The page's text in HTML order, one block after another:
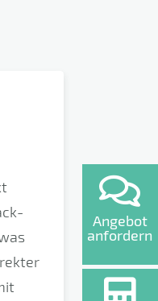
Angebot
anfordern